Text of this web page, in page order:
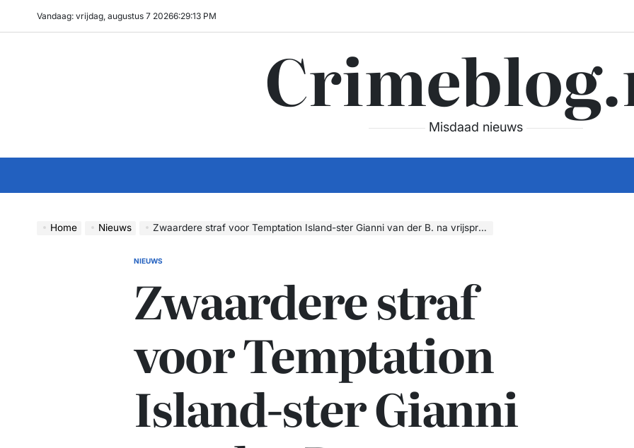
Vandaag: vrijdag, augustus 7 20266:29:14 PM
Misdaad nieuws
Home Nieuws Zwaardere straf voor Temptation Island-ster Gianni van der B. na vrijspraak grootste crystal meth lab ooit
GEPLAATST
NIEUWS
Zwaardere straf
voor Temptation
Island-ster Gianni